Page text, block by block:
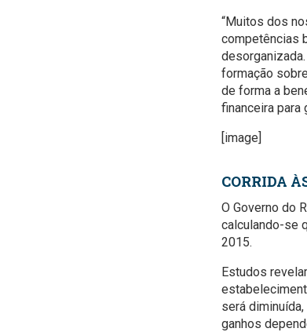
“Muitos dos
competências
formação
de forma a
financeira para
[image]
CORRIDA
O Governo do
calculando-se
2015.
Estudos
será
ganhos